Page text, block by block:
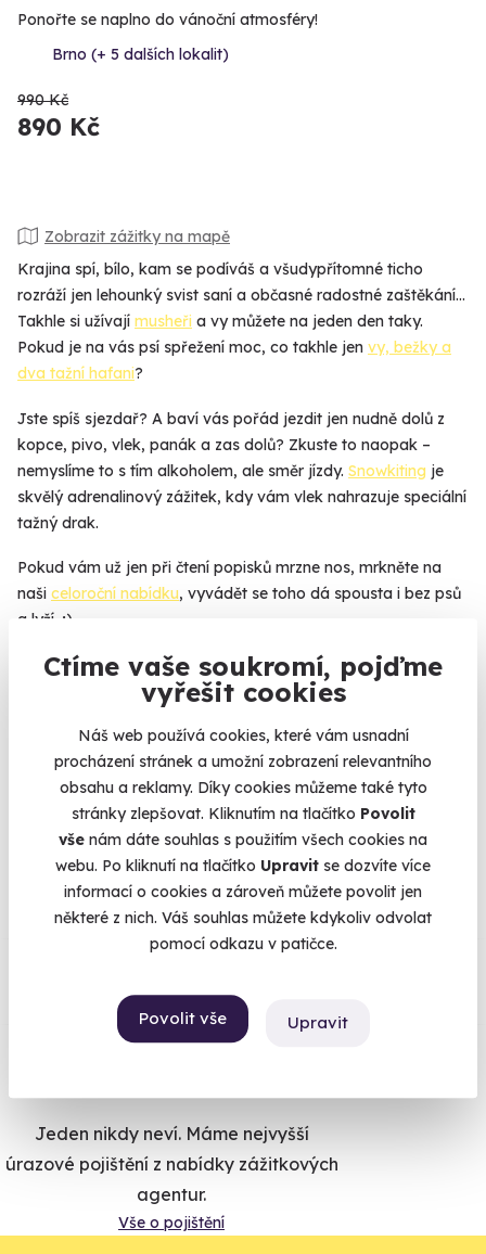
Ctíme vaše soukromí, pojďme
vyřešit cookies
Náš web používá cookies, které vám usnadní
procházení stránek a umožní zobrazení relevantního
obsahu a reklamy. Díky cookies můžeme také tyto
stránky zlepšovat. Kliknutím na tlačítko Povolit
vše nám dáte souhlas s použitím všech cookies na
webu. Po kliknutí na tlačítko Upravit se dozvíte více
informací o cookies a zároveň můžete povolit jen
některé z nich. Váš souhlas můžete kdykoliv odvolat
pomocí odkazu v patičce.
Povolit vše Upravit
Ponořte se naplno do vánoční atmosféry!
Brno (+ 5 dalších lokalit)
990 Kč
890 Kč
Zobrazit zážitky na mapě
Krajina spí, bílo, kam se podíváš a všudypřítomné ticho
rozráží jen lehounký svist saní a občasné radostné zaštěkání…
Takhle si užívají musheři a vy můžete na jeden den taky.
Pokud je na vás psí spřežení moc, co takhle jen vy, bežky a
dva tažní hafani?
Jste spíš sjezdař? A baví vás pořád jezdit jen nudně dolů z
kopce, pivo, vlek, panák a zas dolů? Zkuste to naopak –
nemyslíme to s tím alkoholem, ale směr jízdy. Snowkiting je
skvělý adrenalinový zážitek, kdy vám vlek nahrazuje speciální
tažný drak.
Pokud vám už jen při čtení popisků mrzne nos, mrkněte na
naši celoroční nabídku, vyvádět se toho dá spousta i bez psů
a lyží. ;)
Kupujete zážitek jako dárek a nevíte, co vybrat? Nevadí,
kupte, co se líbí vám. Kdybyste se čirou náhodou
vyměnit za jiný.
Naheureka.czmáme
96% spokojenost zákazníků.
Co si o nás myslí
Zobraz ohlasy
Jeden nikdy neví. Máme nejvyšší
úrazové pojištění z nabídky zážitkových
agentur.
Vše o pojištění